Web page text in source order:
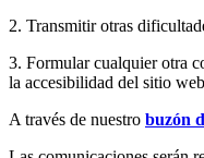
2. Transmitir otras
3. Formular cualquier otra
la accesibilidad del sitio web
A través de nuestro buzón